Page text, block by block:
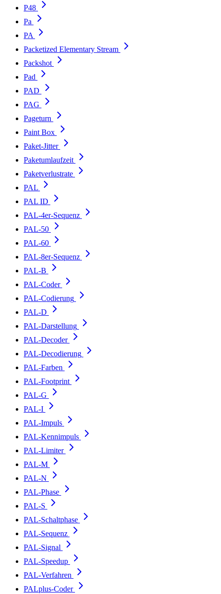
P48
Pa
PA
Packetized Elementary Stream
Packshot
Pad
PAD
PAG
Pageturn
Paint Box
Paket-Jitter
Paketumlaufzeit
Paketverlustrate
PAL
PAL ID
PAL-4er-Sequenz
PAL-50
PAL-60
PAL-8er-Sequenz
PAL-B
PAL-Coder
PAL-Codierung
PAL-D
PAL-Darstellung
PAL-Decoder
PAL-Decodierung
PAL-Farben
PAL-Footprint
PAL-G
PAL-I
PAL-Impuls
PAL-Kennimpuls
PAL-Limiter
PAL-M
PAL-N
PAL-Phase
PAL-S
PAL-Schaltphase
PAL-Sequenz
PAL-Signal
PAL-Speedup
PAL-Verfahren
PALplus-Coder